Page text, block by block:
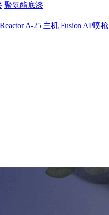
聚氨酯底漆
Reactor A-25 主机 Fusion AP喷枪